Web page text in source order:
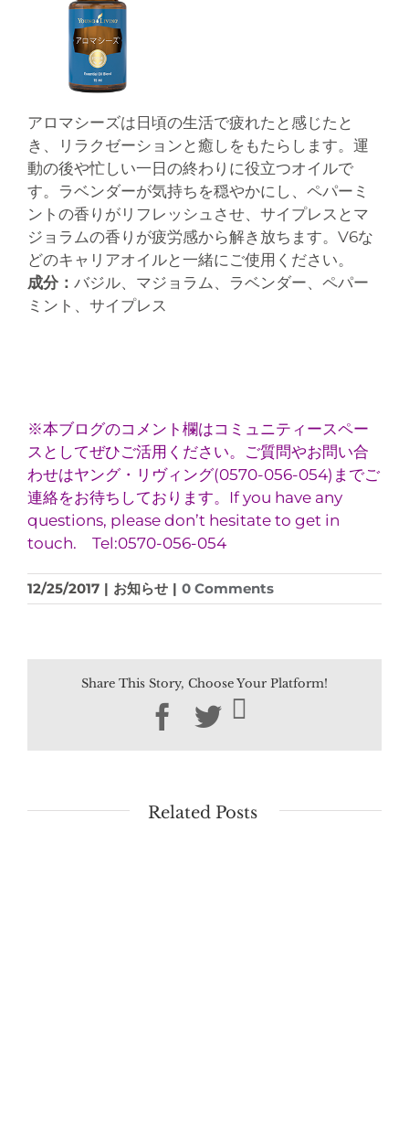
アロマシーズは日頃の生活で疲れたと感じたと
き、リラクゼーションと癒しをもたらします。運
動の後や忙しい一日の終わりに役立つオイルで
す。ラベンダーが気持ちを穏やかにし、ペパーミ
ントの香りがリフレッシュさせ、サイプレスとマ
ジョラムの香りが疲労感から解き放ちます。V6な
どのキャリアオイルと一緒にご使用ください。
成分： バジル、マジョラム、ラベンダー、ペパー
ミント、サイプレス
※本ブログのコメント欄はコミュニティースペー
スとしてぜひご活用ください。ご質問やお問い合
わせはヤング・リヴィング(0570-056-054)までご
連絡をお待ちしております。If you have any
questions, please don’t hesitate to get in
touch. Tel:0570-056-054
12/25/2017 | お知らせ | 0 Comments
Share This Story, Choose Your Platform!
Facebook
Twitter
Related Posts